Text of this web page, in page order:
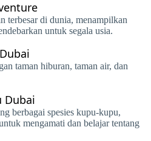
terbesar di dunia, menampilkan
untuk segala usia.
taman hiburan, taman air, dan
Dubai
berbagai spesies kupu-kupu,
mengamati dan belajar tentang